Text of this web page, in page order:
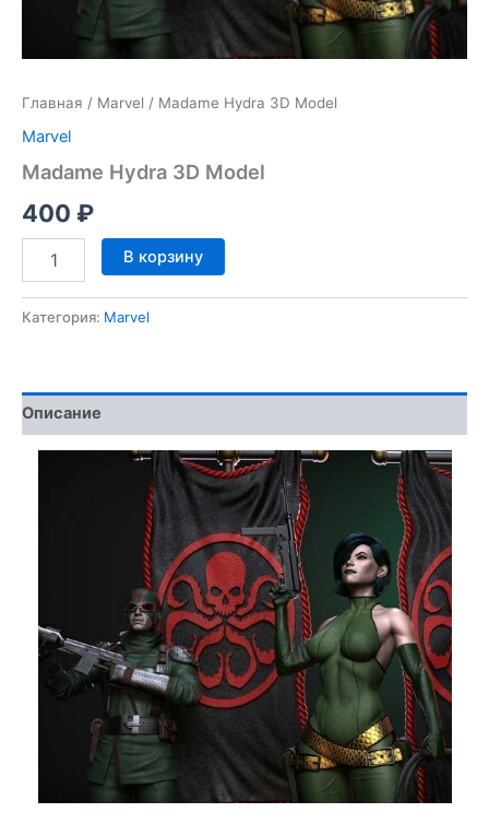
Главная / Marvel / Madame Hydra 3D Model
Marvel
Madame Hydra 3D Model
400 ₽
Количество
товара
Hydra
В корзину
Категория: Marvel
Описание